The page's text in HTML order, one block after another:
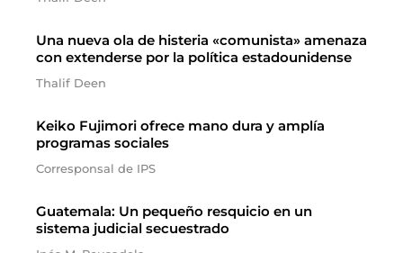
Una nueva ola de histeria «comunista» amenaza
con extenderse por la política estadounidense
Thalif Deen
Keiko Fujimori ofrece mano dura y amplía
programas sociales
Corresponsal de IPS
Guatemala: Un pequeño resquicio en un
sistema judicial secuestrado